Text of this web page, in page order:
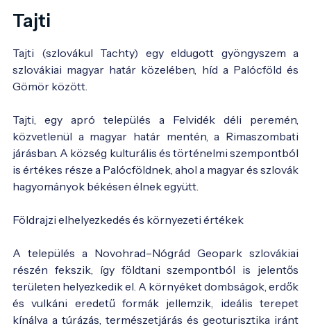
Tajti
Tajti (szlovákul Tachty) egy eldugott gyöngyszem a
szlovákiai magyar határ közelében, híd a Palócföld és
Gömör között.
Tajti, egy apró település a Felvidék déli peremén,
közvetlenül a magyar határ mentén, a Rimaszombati
járásban. A község kulturális és történelmi szempontból
is értékes része a Palócföldnek, ahol a magyar és szlovák
hagyományok békésen élnek együtt.
Földrajzi elhelyezkedés és környezeti értékek
A település a Novohrad–Nógrád Geopark szlovákiai
részén fekszik, így földtani szempontból is jelentős
területen helyezkedik el. A környéket dombságok, erdők
és vulkáni eredetű formák jellemzik, ideális terepet
kínálva a túrázás, természetjárás és geoturisztika iránt